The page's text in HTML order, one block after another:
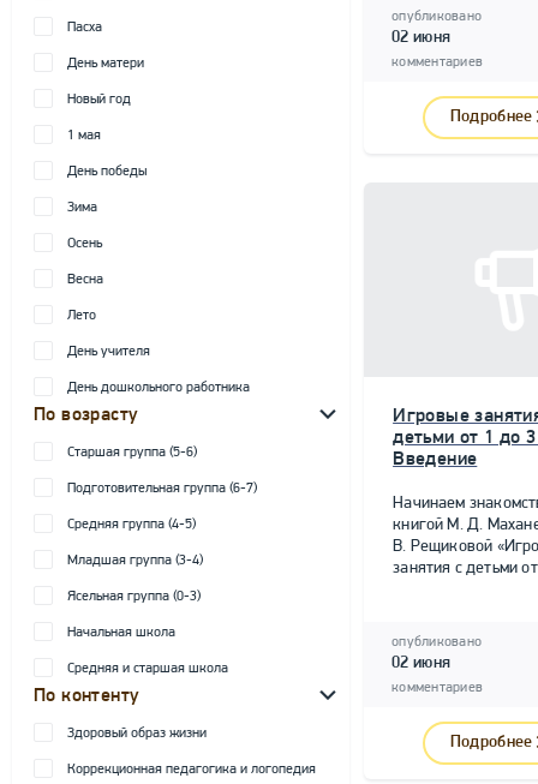
Пасха
День матери
Новый год
1 мая
День победы
Зима
Осень
Весна
Лето
День учителя
День дошкольного работника
По возрасту
Старшая группа (5-6)
Подготовительная группа (6-7)
Средняя группа (4-5)
Младшая группа (3-4)
Ясельная группа (0-3)
Начальная школа
Средняя и старшая школа
По контенту
Здоровый образ жизни
Коррекционная педагогика и логопедия
опубликовано
02 июня
комментариев
Подробнее
Игровые
детьми от 1 до
Введение
Начинаем
книгой М. Д.
В. Рещиковой
занятия с детьми
опубликовано
02 июня
комментариев
Подробнее